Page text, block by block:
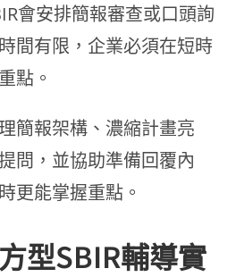
會安排簡報審查或口頭詢
間有限，企業必須在短時
點。
簡報架構、濃縮計畫亮
問，並協助準備回覆內
更能掌握重點。
型SBIR輔導實